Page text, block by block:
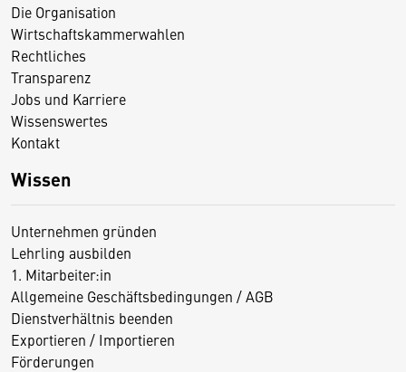
Die Organisation
Wirtschaftskammerwahlen
Rechtliches
Transparenz
Jobs und Karriere
Wissenswertes
Kontakt
Wissen
Unternehmen gründen
Lehrling ausbilden
1. Mitarbeiter:in
Allgemeine Geschäftsbedingungen / AGB
Dienstverhältnis beenden
Exportieren / Importieren
Förderungen